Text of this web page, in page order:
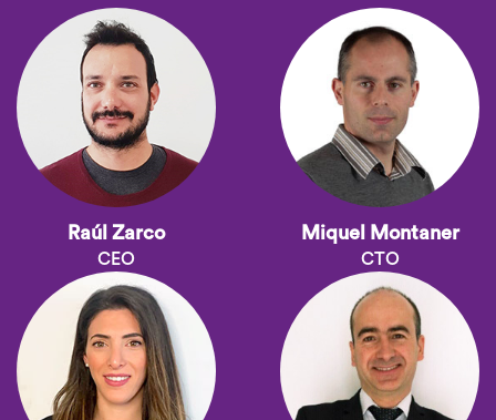
Raúl Zarco
CEO
Miquel Montaner
CTO